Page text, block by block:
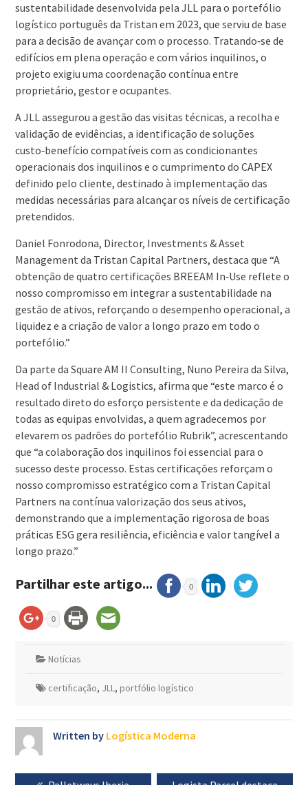
sustentabilidade desenvolvida pela JLL para o portefólio
logístico português da Tristan em 2023, que serviu de base
para a decisão de avançar com o processo. Tratando‑se de
edifícios em plena operação e com vários inquilinos, o
projeto exigiu uma coordenação contínua entre
proprietário, gestor e ocupantes.
A JLL assegurou a gestão das visitas técnicas, a recolha e
validação de evidências, a identificação de soluções
custo‑benefício compatíveis com as condicionantes
operacionais dos inquilinos e o cumprimento do CAPEX
definido pelo cliente, destinado à implementação das
medidas necessárias para alcançar os níveis de certificação
pretendidos.
Daniel Fonrodona, Director, Investments & Asset
Management da Tristan Capital Partners, destaca que “A
obtenção de quatro certificações BREEAM In‑Use reflete o
nosso compromisso em integrar a sustentabilidade na
gestão de ativos, reforçando o desempenho operacional, a
liquidez e a criação de valor a longo prazo em todo o
portefólio.”
Da parte da Square AM II Consulting, Nuno Pereira da Silva,
Head of Industrial & Logistics, afirma que “este marco é o
resultado direto do esforço persistente e da dedicação de
todas as equipas envolvidas, a quem agradecemos por
elevarem os padrões do portefólio Rubrik”, acrescentando
que “a colaboração dos inquilinos foi essencial para o
sucesso deste processo. Estas certificações reforçam o
nosso compromisso estratégico com a Tristan Capital
Partners na contínua valorização dos seus ativos,
demonstrando que a implementação rigorosa de boas
práticas ESG gera resiliência, eficiência e valor tangível a
longo prazo.”
Partilhar este artigo... 0
0
Notícias
certificação, JLL, portfólio logístico
Written by Logística Moderna
Navegação